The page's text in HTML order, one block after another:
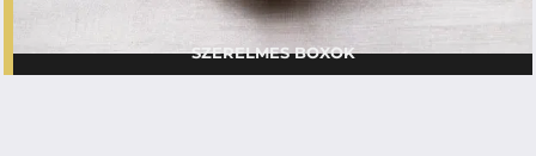
SZERELMES BOXOK